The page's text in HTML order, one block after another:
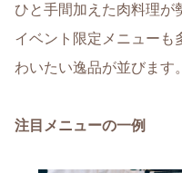
ひと手間加えた肉料理が
イベント限定メニューも
わいたい逸品が並びます。
注目メニューの一例